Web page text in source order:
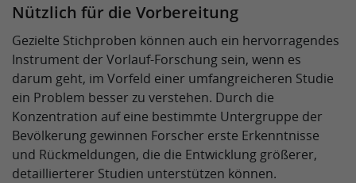
Nützlich für die Vorbereitung
Gezielte Stichproben können auch ein hervorragendes
Instrument der Vorlauf-Forschung sein, wenn es
darum geht, im Vorfeld einer umfangreicheren Studie
ein Problem besser zu verstehen. Durch die
Konzentration auf eine bestimmte Untergruppe der
Bevölkerung gewinnen Forscher erste Erkenntnisse
und Rückmeldungen, die die Entwicklung größerer,
detaillierterer Studien unterstützen können.